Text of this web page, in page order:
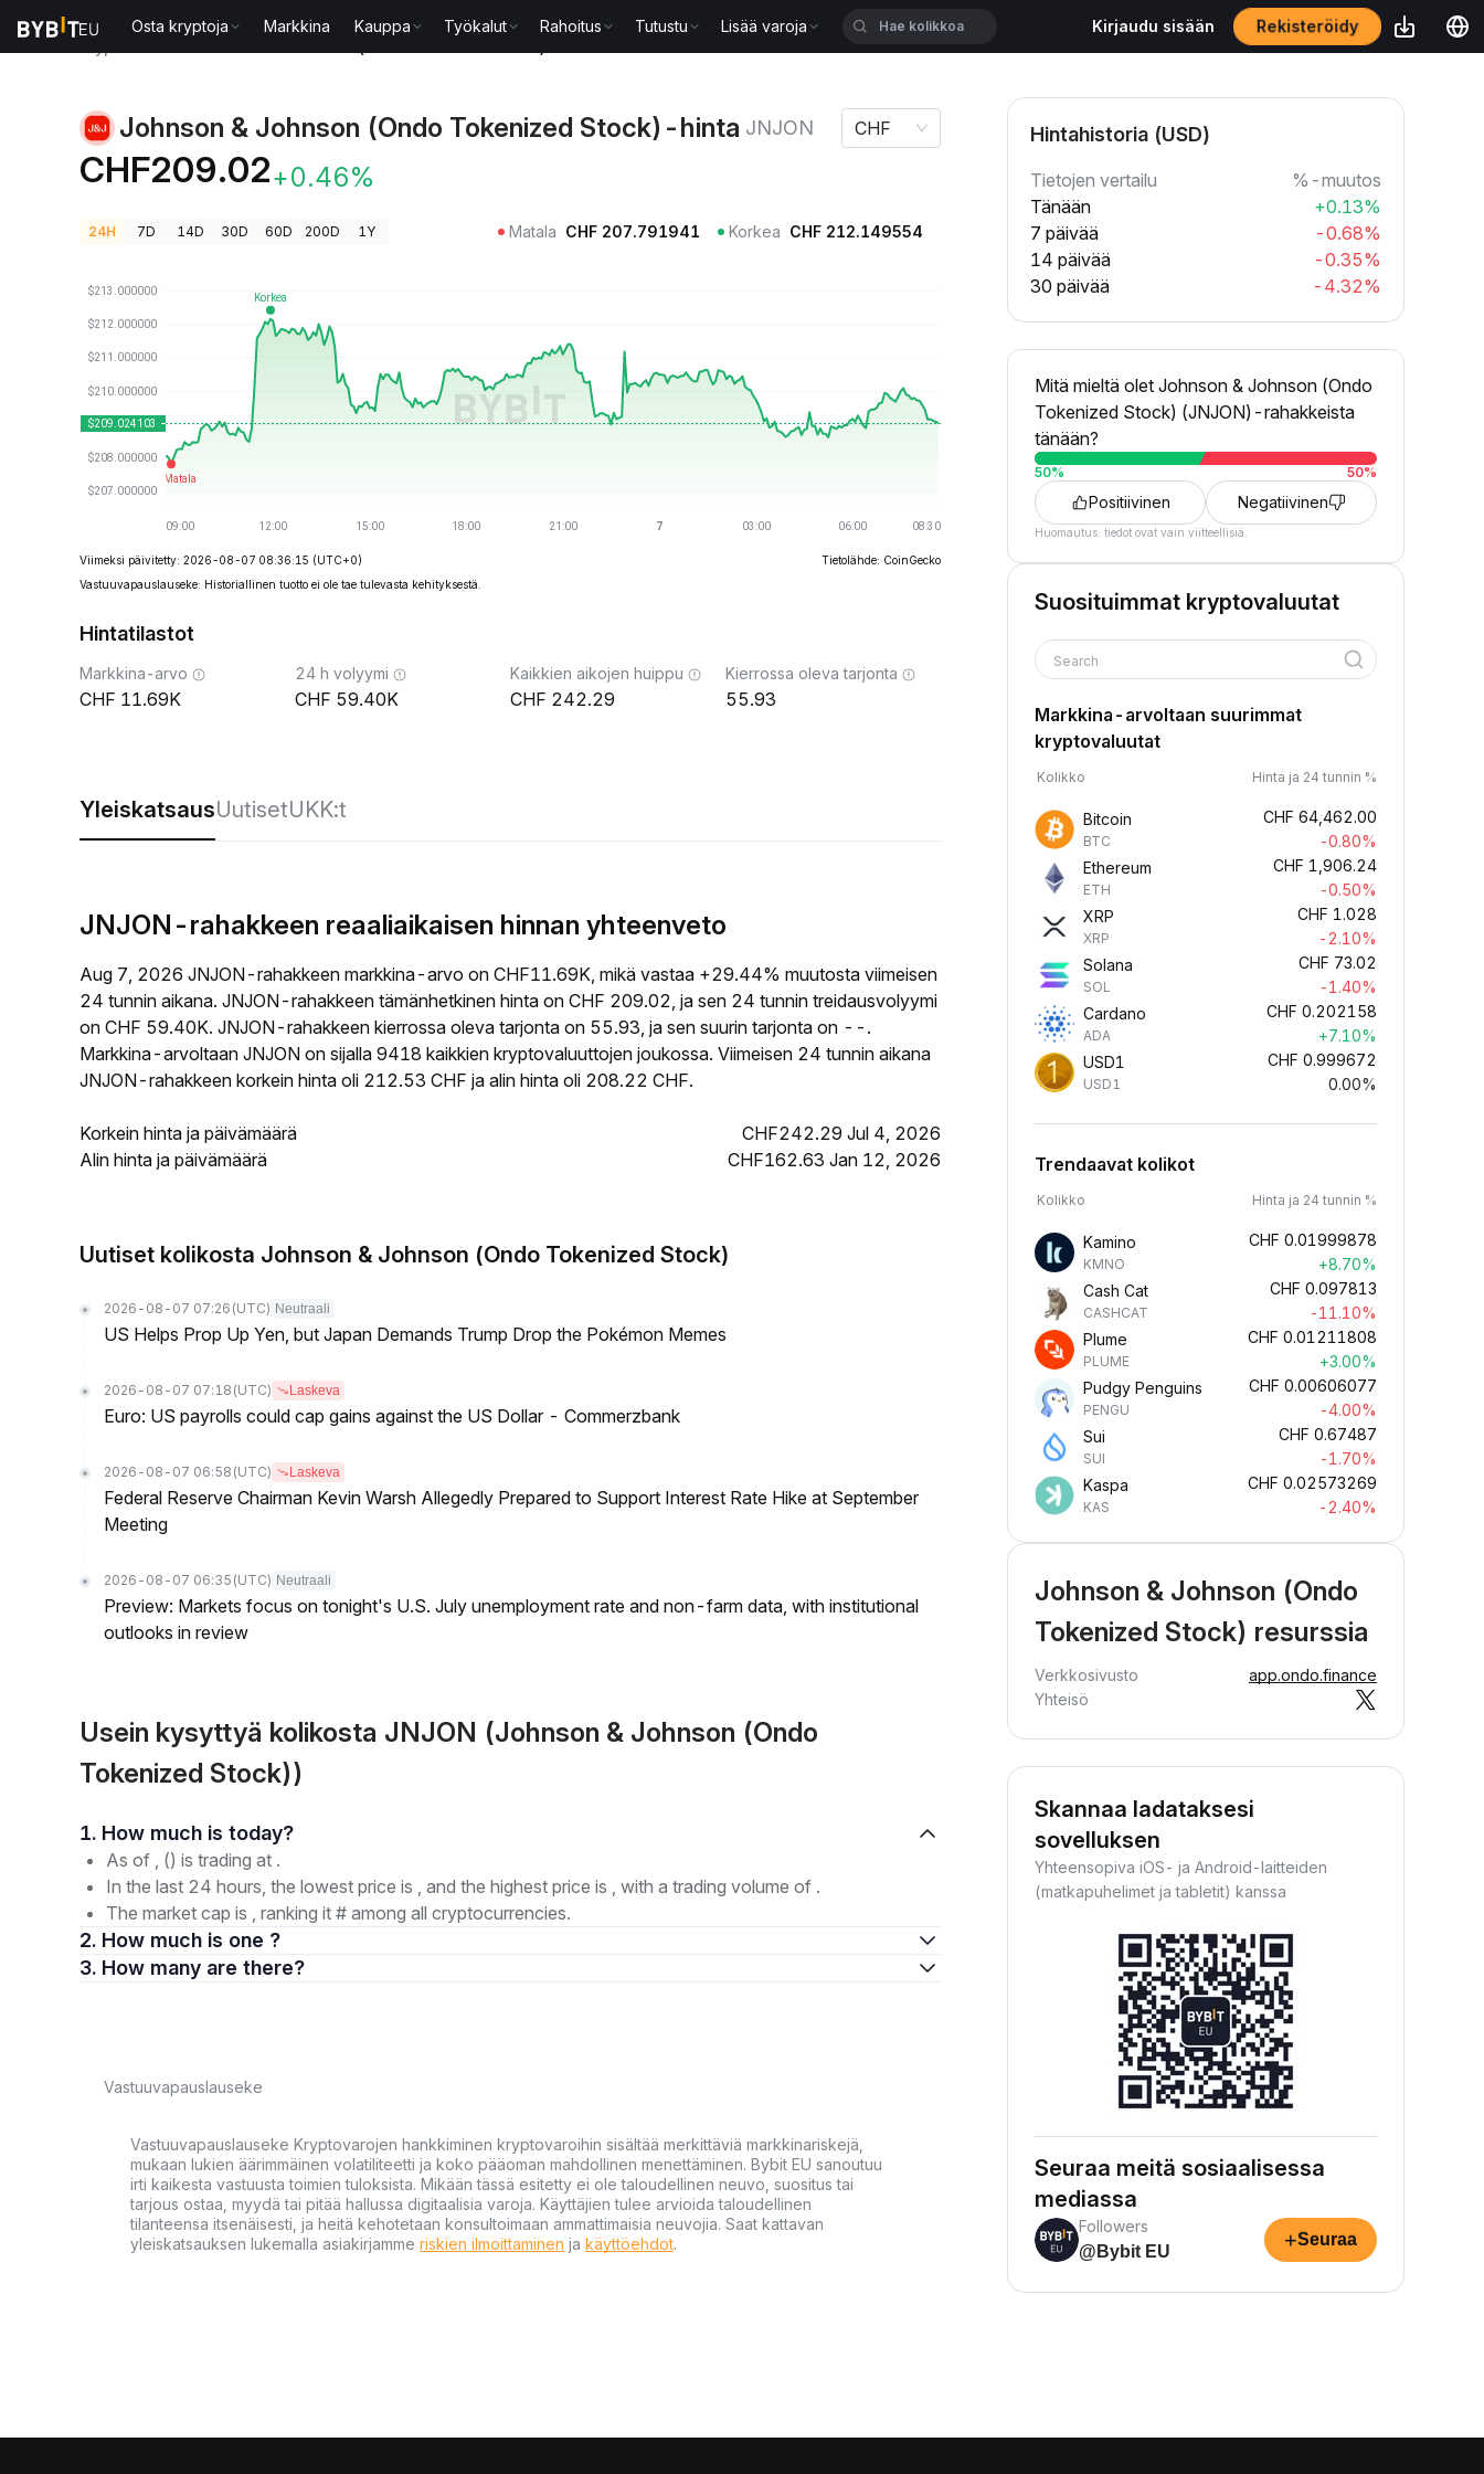
Osta kryptoja Markkina Kauppa Työkalut Rahoitus Tutustu Lisää varoja Kirjaudu sisään Rekisteröidy
Johnson & Johnson (Ondo Tokenized Stock)-hinta JNJON
CHF209.02+0.46%
CHF
24H 7D 14D 30D 60D 200D 1Y Matala CHF 207.791941 Korkea CHF 212.149554
Viimeksi päivitetty: 2026-08-07 08:36:15 (UTC+0)
Tietolähde: CoinGecko
Vastuuvapauslauseke: Historiallinen tuotto ei ole tae tulevasta kehityksestä.
Hintatilastot
Markkina-arvo
11.69K
24 h volyymi
59.40K
Kaikkien aikojen huippu
242.29
Kierrossa oleva tarjonta
55.93
YleiskatsausUutisetUKK:t
JNJON-rahakkeen reaaliaikaisen hinnan yhteenveto
Aug 7, 2026 JNJON-rahakkeen markkina-arvo on CHF11.69K, mikä vastaa +29.44% muutosta viimeisen
24 tunnin aikana. JNJON-rahakkeen tämänhetkinen hinta on CHF 209.02, ja sen 24 tunnin treidausvolyymi
on CHF 59.40K. JNJON-rahakkeen kierrossa oleva tarjonta on 55.93, ja sen suurin tarjonta on --.
Markkina-arvoltaan JNJON on sijalla 9418 kaikkien kryptovaluuttojen joukossa. Viimeisen 24 tunnin aikana
JNJON-rahakkeen korkein hinta oli 212.53 CHF ja alin hinta oli 208.22 CHF.
Korkein hinta ja päivämäärä
CHF242.29 Jul 4, 2026
Alin hinta ja päivämäärä
CHF162.63 Jan 12, 2026
Uutiset kolikosta Johnson & Johnson (Ondo Tokenized Stock)
2026-08-07 07:26 (UTC) Neutraali
US Helps Prop Up Yen, but Japan Demands Trump Drop the Pokémon Memes
2026-08-07 07:18 (UTC) Laskeva
Euro: US payrolls could cap gains against the US Dollar - Commerzbank
2026-08-07 06:58 (UTC) Laskeva
Federal Reserve Chairman Kevin Warsh Allegedly Prepared to Support Interest Rate Hike at September
Meeting
2026-08-07 06:35 (UTC) Neutraali
Preview: Markets focus on tonight's U.S. July unemployment rate and non-farm data, with institutional
outlooks in review
Usein kysyttyä kolikosta JNJON (Johnson & Johnson (Ondo
Tokenized Stock))
1. How much is today?
As of , () is trading at .
In the last 24 hours, the lowest price is , and the highest price is , with a trading volume of .
The market cap is , ranking it # among all cryptocurrencies.
2. How much is one ?
3. How many are there?
Vastuuvapauslauseke
Vastuuvapauslauseke Kryptovarojen hankkiminen kryptovaroihin sisältää merkittäviä markkinariskejä,
mukaan lukien äärimmäinen volatiliteetti ja koko pääoman mahdollinen menettäminen. Bybit EU sanoutuu
irti kaikesta vastuusta toimien tuloksista. Mikään tässä esitetty ei ole taloudellinen neuvo, suositus tai
tarjous ostaa, myydä tai pitää hallussa digitaalisia varoja. Käyttäjien tulee arvioida taloudellinen
tilanteensa itsenäisesti, ja heitä kehotetaan konsultoimaan ammattimaisia neuvojia. Saat kattavan
yleiskatsauksen lukemalla asiakirjamme riskien ilmoittaminen ja käyttöehdot.
Hintahistoria (USD)
Tietojen vertailu
%-muutos
Tänään
+0.13%
7 päivää
-0.68%
14 päivää
-0.35%
30 päivää
-4.32%
Mitä mieltä olet Johnson & Johnson (Ondo
Tokenized Stock) (JNJON)-rahakkeista
tänään?
50% 50%
Positiivinen Negatiivinen
Huomautus: tiedot ovat vain viitteellisiä.
Suosituimmat kryptovaluutat
Search
Markkina-arvoltaan suurimmat
kryptovaluutat
Kolikko Hinta ja 24 tunnin %
Bitcoin
BTC
CHF 64,462.00
-0.80%
Ethereum
ETH
CHF 1,906.24
-0.50%
XRP
XRP
CHF 1.028
-2.10%
Solana
SOL
CHF 73.02
-1.40%
Cardano
ADA
CHF 0.202158
+7.10%
USD1
USD1
CHF 0.999672
0.00%
Trendaavat kolikot
Kolikko Hinta ja 24 tunnin %
Kamino
KMNO
CHF 0.01999878
+8.70%
Cash Cat
CASHCAT
CHF 0.097813
-11.10%
Plume
PLUME
CHF 0.01211808
+3.00%
Pudgy Penguins
PENGU
CHF 0.00606077
-4.00%
Sui
SUI
CHF 0.67487
-1.70%
Kaspa
KAS
CHF 0.02573269
-2.40%
Johnson & Johnson (Ondo
Tokenized Stock) resurssia
Verkkosivusto
app.ondo.finance
Yhteisö
Skannaa ladataksesi
sovelluksen
Yhteensopiva iOS- ja Android-laitteiden
(matkapuhelimet ja tabletit) kanssa
Seuraa meitä sosiaalisessa
mediassa
Followers
@Bybit EU
+Seuraa